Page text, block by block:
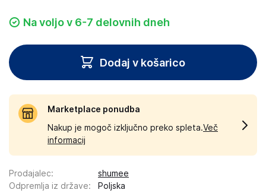
Na voljo v 6-7 delovnih dneh
Dodaj v košarico
Marketplace ponudba
Nakup je mogoč izključno preko spleta.Več
informacij
Prodajalec:
shumee
Odpremlja iz države:
Poljska